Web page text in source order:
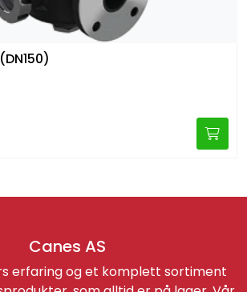
Canes AS
erfaring og et komplett sortiment